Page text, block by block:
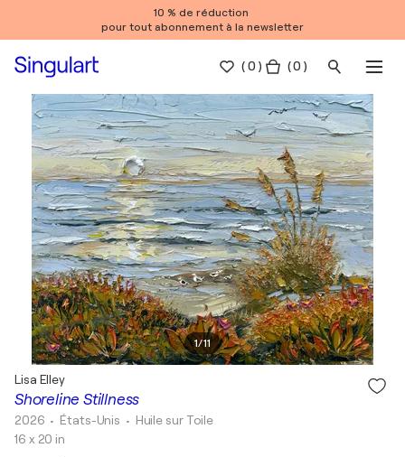
10 % de réduction
pour tout abonnement à la newsletter
(0 ) ( 0 )
1/11
Shoreline Stillness
Lisa Elley
2026 • États-Unis • Huile sur Toile
16 x 20 in